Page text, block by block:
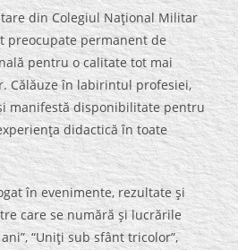
din Colegiul Naţional Militar
preocupate permanent de
pentru o calitate tot mai
Călăuze în labirintul profesiei,
manifestă disponibilitate pentru
didactică în toate
în evenimente, rezultate şi
care se numără şi lucrările
“Uniţi sub sfânt tricolor”,